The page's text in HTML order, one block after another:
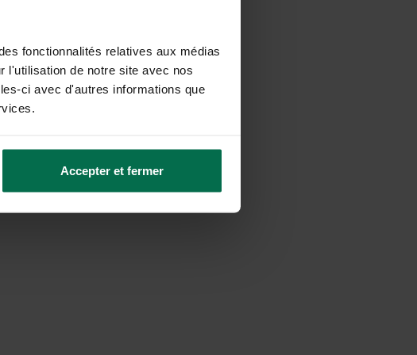
fonctionnalités relatives aux médias
l'utilisation de notre site avec nos
ci avec d'autres informations que
Accepter et fermer